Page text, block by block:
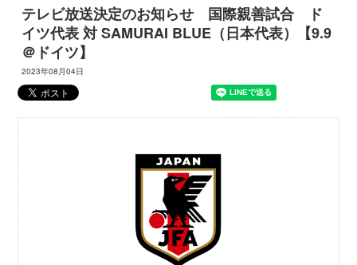
テレビ放送決定のお知らせ 国際親善試合 ド
イツ代表 対 SAMURAI BLUE（日本代表）【9.9
＠ドイツ】
2023年08月04日